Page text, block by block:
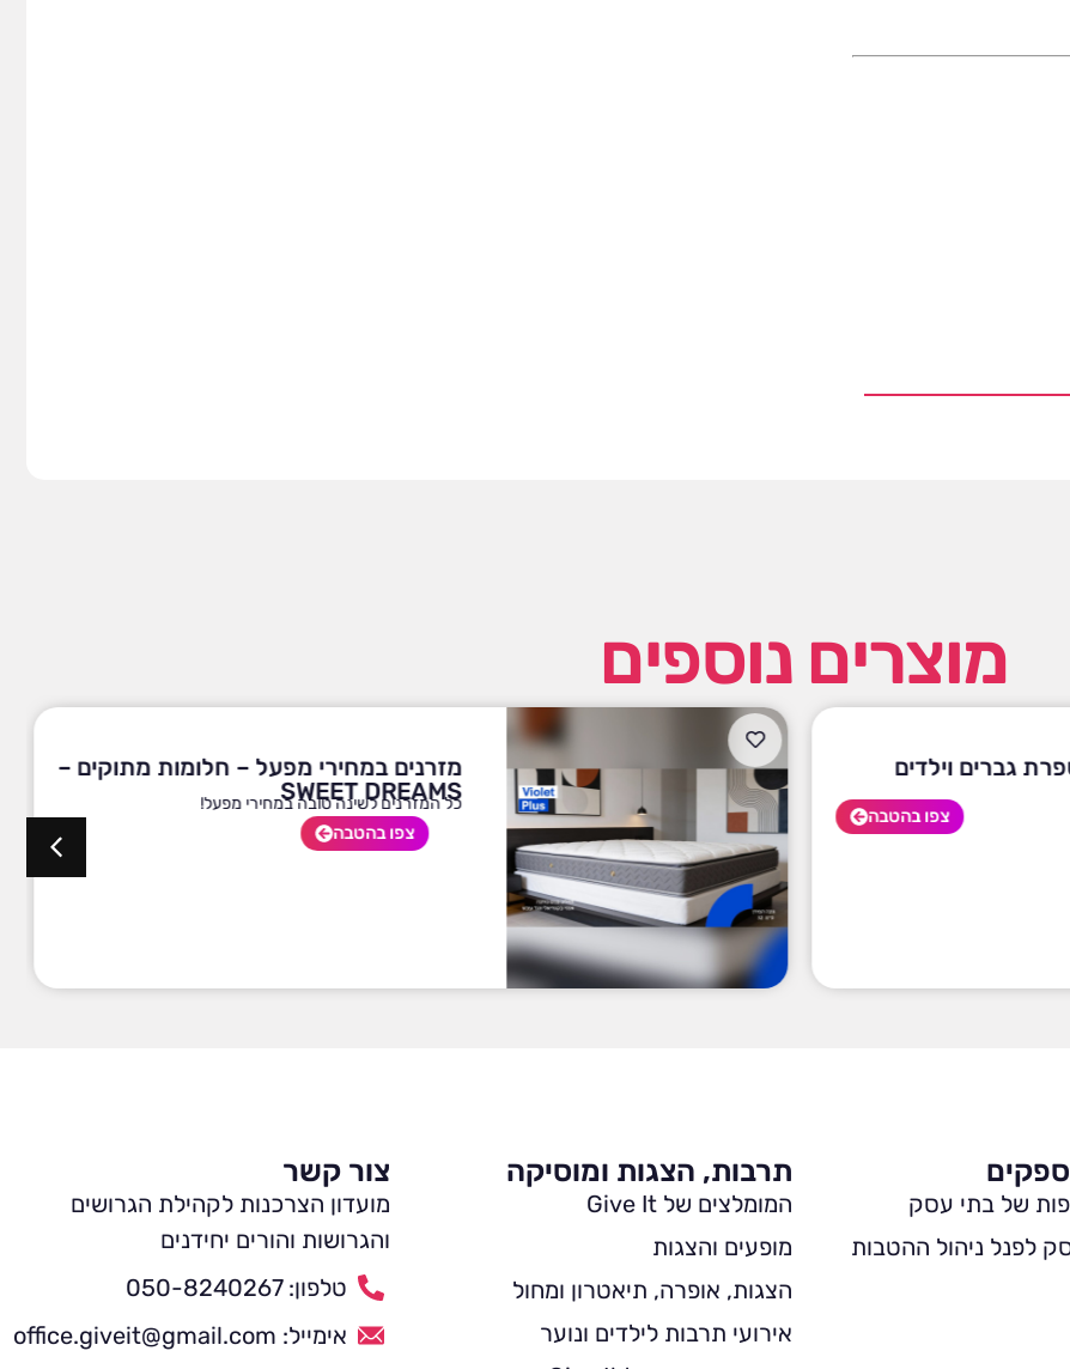
מוצרים נוספים
גברים וילדים
צפו בהטבה
מזרנים במחירי מפעל – חלומות מתוקים –
SWEET DREAMS
כל המזרנים לשינה טובה במחירי מפעל!
צפו בהטבה
של בתי עסק
לפנל ניהול ההטבות
תרבות, הצגות ומוסיקה
המומלצים של Give It
מופעים והצגות
הצגות, אופרה, תיאטרון ומחול
אירועי תרבות לילדים ונוער
צור קשר
מועדון הצרכנות לקהילת הגרושים
והגרושות והורים יחידנים
טלפון: 050-8240267
אימייל: office.giveit@gmail.com